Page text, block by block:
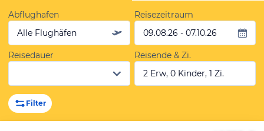
Abflughafen
Alle Flughäfen
Reisezeitraum
09.08.26 - 07.10.26
Reisedauer
Reisende & Zi.
2 Erw, 0 Kinder, 1 Zi.
Filter